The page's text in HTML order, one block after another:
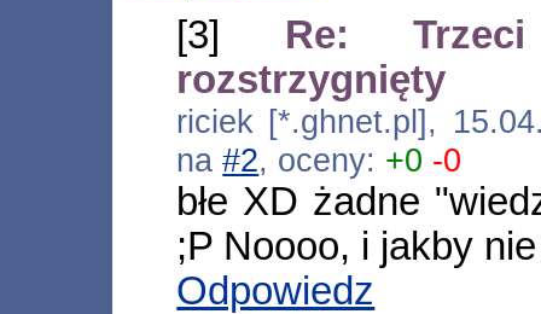
[3] Re:
rozstrzygnięty
riciek [*.ghnet.pl],
na#2, oceny: +0 -0
błe XD żadne
;P Noooo, i jakby
Odpowiedz